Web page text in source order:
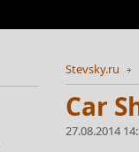
Stevsky.ru
Car
27.08.2014